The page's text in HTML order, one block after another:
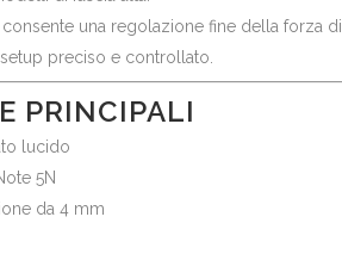
una regolazione fine della forza di
preciso e controllato.
PRINCIPALI
lucido
5N
da 4 mm